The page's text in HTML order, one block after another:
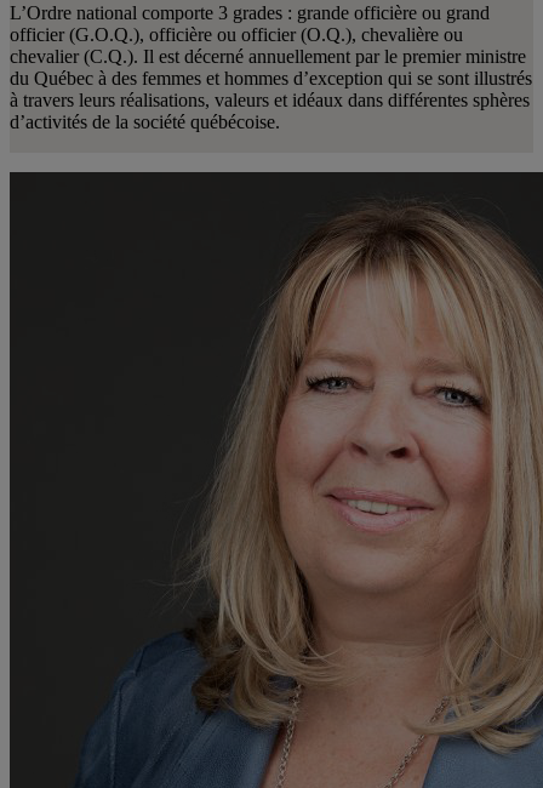
L’Ordre national comporte 3 grades : grande officière ou grand
officier (G.O.Q.), officière ou officier (O.Q.), chevalière ou
chevalier (C.Q.). Il est décerné annuellement par le premier ministre
du Québec à des femmes et hommes d’exception qui se sont illustrés
à travers leurs réalisations, valeurs et idéaux dans différentes sphères
d’activités de la société québécoise.